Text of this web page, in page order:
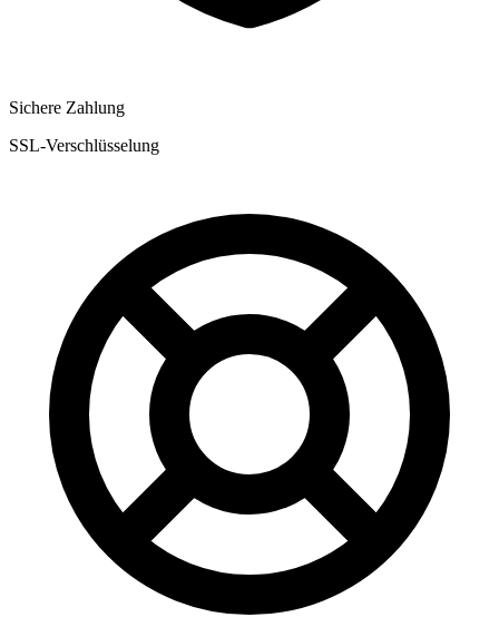
Sichere Zahlung
SSL-Verschlüsselung